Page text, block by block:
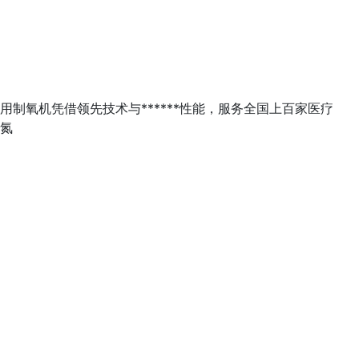
制氧机凭借领先技术与******性能，服务全国上百家医疗